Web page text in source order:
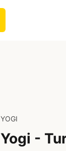
YOGI
Yogi -